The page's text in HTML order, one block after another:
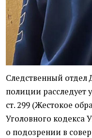
Следственный отдел
полиции расследует
ст. 299 (Жестокое
Уголовного кодекса
о подозрении в